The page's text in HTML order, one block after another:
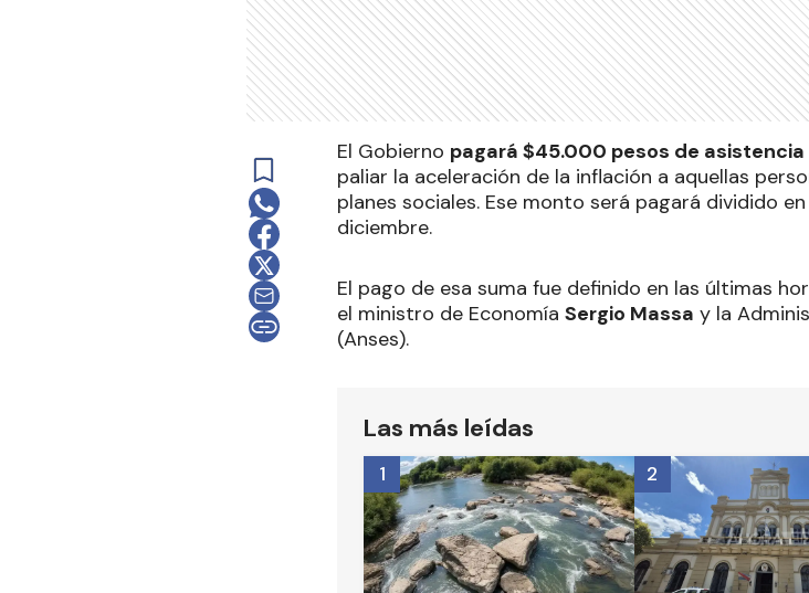
El Gobierno pagará $45.000 pesos de
paliar la aceleración de la inflación a aquellas
planes sociales. Ese monto será pagará dividido
diciembre.
El pago de esa suma fue definido en las últimas
el ministro de Economía Sergio Massa y la
(Anses).
Las más leídas
1 2